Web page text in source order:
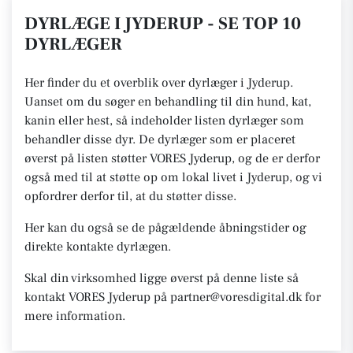
DYRLÆGE I JYDERUP - SE TOP 10
DYRLÆGER
Her finder du et overblik over dyrlæger i Jyderup.
Uanset om du søger en behandling til din hund, kat,
kanin eller hest, så indeholder listen dyrlæger som
behandler disse dyr. De dyrlæger som er placeret
øverst på listen støtter VORES Jyderup, og de er derfor
også med til at støtte op om lokal livet i Jyderup, og vi
opfordrer derfor til, at du støtter disse.
Her kan du også se de pågældende åbningstider og
direkte kontakte dyrlægen.
Skal din virksomhed ligge øverst på denne liste så
kontakt VORES Jyderup på partner@voresdigital.dk for
mere information.